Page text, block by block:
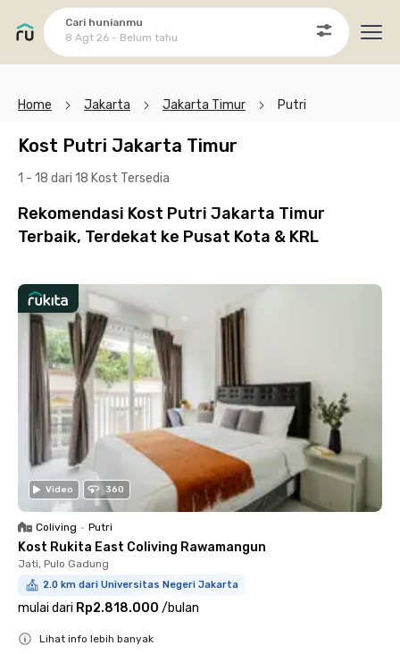
Cari hunianmu
8 Agt 26 - Belum tahu
Home Jakarta Jakarta Timur Putri
Kost Putri Jakarta Timur
1 - 18 dari 18 Kost Tersedia
Rekomendasi Kost Putri Jakarta Timur
Terbaik, Terdekat ke Pusat Kota & KRL
Video 360
Coliving • Putri
Kost Rukita East Coliving Rawamangun
Jati, Pulo Gadung
2.0 km dari Universitas Negeri Jakarta
mulai dari Rp2.818.000 /bulan
Lihat info lebih banyak